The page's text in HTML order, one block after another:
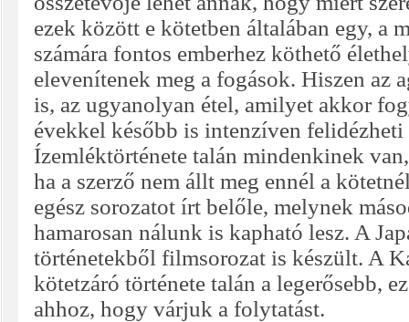
ezek között e kötetben általában egy, a
számára fontos emberhez köthető
elevenítenek meg a fogások. Hiszen az
is, az ugyanolyan étel, amilyet akkor
évekkel később is intenzíven felidézheti
Ízemléktörténete talán mindenkinek
ha a szerző nem állt meg ennél a
egész sorozatot írt belőle, melynek
hamarosan nálunk is kapható lesz. A
történetekből filmsorozat is készült. A
kötetzáró története talán a legerősebb,
ahhoz, hogy várjuk a folytatást.